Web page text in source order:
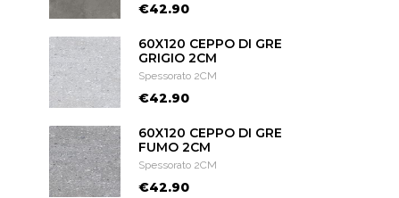
€42.90
60X120 CEPPO DI GRE
GRIGIO 2CM
Spessorato 2CM
€42.90
60X120 CEPPO DI GRE
FUMO 2CM
Spessorato 2CM
€42.90